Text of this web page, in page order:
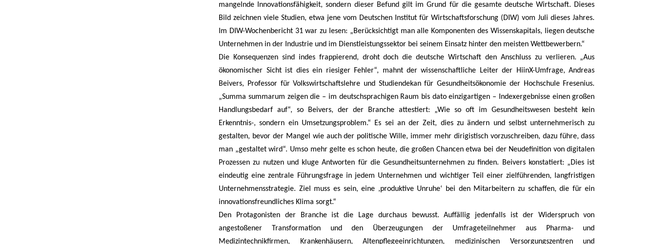
mangelnde Innovationsfähigkeit, sondern dieser Befund gilt im Grund für die gesamte deutsche Wirtschaft. Dieses
Bild zeichnen viele Studien, etwa jene vom Deutschen Institut für Wirtschaftsforschung (DIW) vom Juli dieses Jahres.
Im DIW-Wochenbericht 31 war zu lesen: „Berücksichtigt man alle Komponenten des Wissenskapitals, liegen deutsche
Unternehmen in der Industrie und im Dienstleistungssektor bei seinem Einsatz hinter den meisten Wettbewerbern.“
Die Konsequenzen sind indes frappierend, droht doch die deutsche Wirtschaft den Anschluss zu verlieren. „Aus
ökonomischer Sicht ist dies ein riesiger Fehler“, mahnt der wissenschaftliche Leiter der HiinX-Umfrage, Andreas
Beivers, Professor für Volkswirtschaftslehre und Studiendekan für Gesundheitsökonomie der Hochschule Fresenius.
„Summa summarum zeigen die – im deutschsprachigen Raum bis dato einzigartigen – Indexergebnisse einen großen
Handlungsbedarf auf“, so Beivers, der der Branche attestiert: „Wie so oft im Gesundheitswesen besteht kein
Erkenntnis-, sondern ein Umsetzungsproblem.“ Es sei an der Zeit, dies zu ändern und selbst unternehmerisch zu
gestalten, bevor der Mangel wie auch der politische Wille, immer mehr dirigistisch vorzuschreiben, dazu führe, dass
man „gestaltet wird“. Umso mehr gelte es schon heute, die großen Chancen etwa bei der Neudefinition von digitalen
Prozessen zu nutzen und kluge Antworten für die Gesundheitsunternehmen zu finden. Beivers konstatiert: „Dies ist
eindeutig eine zentrale Führungsfrage in jedem Unternehmen und wichtiger Teil einer zielführenden, langfristigen
Unternehmensstrategie. Ziel muss es sein, eine ,produktive Unruhe‘ bei den Mitarbeitern zu schaffen, die für ein
innovationsfreundliches Klima sorgt.“
Den Protagonisten der Branche ist die Lage durchaus bewusst. Auffällig jedenfalls ist der Widerspruch von
angestoßener Transformation und den Überzeugungen der Umfrageteilnehmer aus Pharma- und
Medizintechnikfirmen, Krankenhäusern, Altenpflegeeinrichtungen, medizinischen Versorgungszentren und